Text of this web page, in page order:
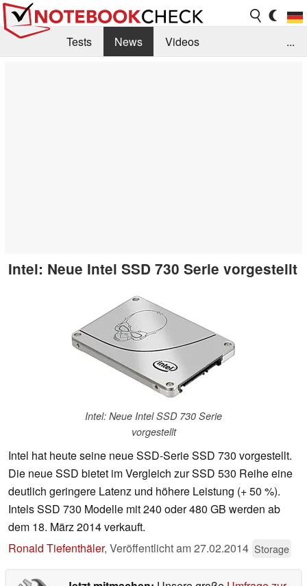
Tests News
Videos
...
Intel: Neue Intel SSD 730 Serie vorgestellt
Intel: Neue Intel SSD 730 Serie
vorgestellt
Intel hat heute seine neue SSD-Serie SSD 730 vorgestellt.
Die neue SSD bietet im Vergleich zur SSD 530 Reihe eine
deutlich geringere Latenz und höhere Leistung (+ 50 %).
Intels SSD 730 Modelle mit 240 oder 480 GB werden ab
dem 18. März 2014 verkauft.
Ronald Tiefenthäler, Veröffentlicht am27.02.2014 Storage